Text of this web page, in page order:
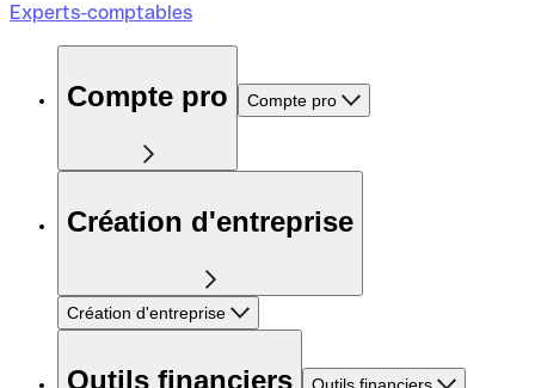
Experts-comptables
Compte pro Compte pro
Création d'entreprise
Création d'entreprise
Outils financiers